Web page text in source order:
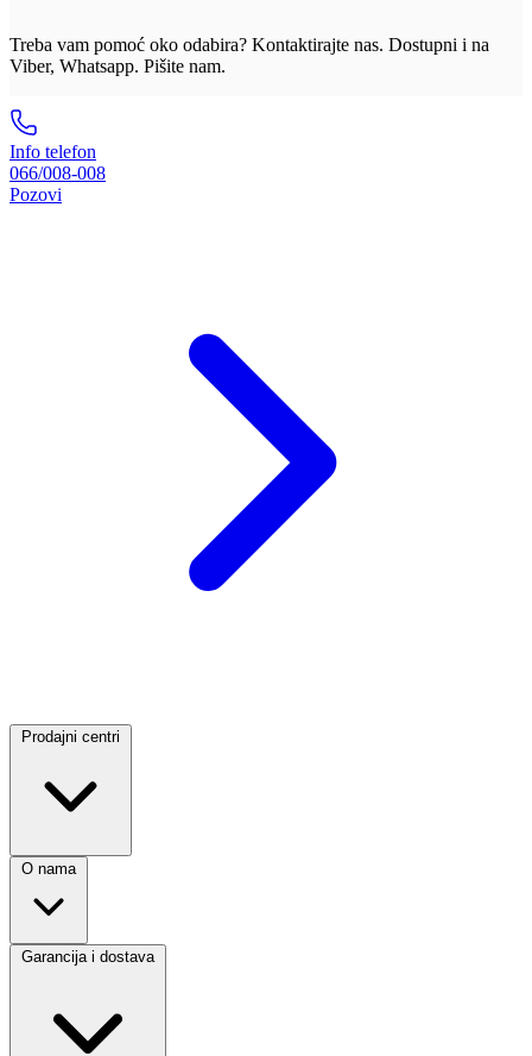
Treba vam pomoć oko odabira? Kontaktirajte nas. Dostupni i na
Viber, Whatsapp. Pišite nam.
Info telefon
066/008-008
Pozovi
Prodajni centri
O nama
Garancija i dostava